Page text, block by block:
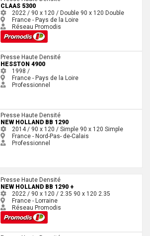
CLAAS 5300
2022 / 90 x 120 / Double 90 x 120 Double
France - Pays de la Loire
Réseau Promodis
Presse Haute Densité
HESSTON 4900
1998 /
France - Pays de la Loire
Professionnel
Presse Haute Densité
NEW HOLLAND BB 1290
2014 / 90 x 120 / Simple 90 x 120 Simple
France - Nord-Pas- de-Calais
Professionnel
Presse Haute Densité
NEW HOLLAND BB 1290 +
2022 / 90 x 120 / 2.35 90 x 120 2.35
France - Lorraine
Réseau Promodis